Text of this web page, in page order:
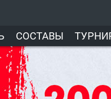
СОСТАВЫ